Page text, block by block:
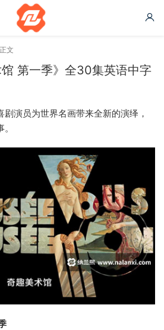
正文
第一季》全30集英语中字
演员为世界名画带来全新的演绎，